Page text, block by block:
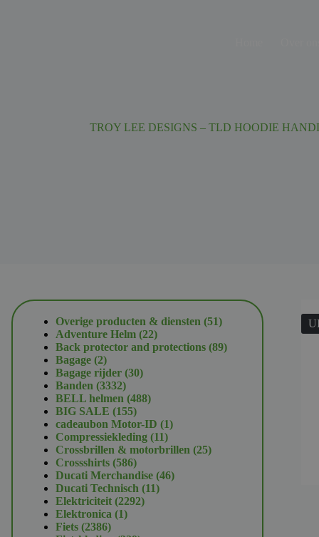
TROY LEE DESIGNS – TLD HOODIE
Overige producten & diensten 5151
Adventure Helm 2222
producten
Back protector and protections 8989
Bagage 22
producten
Bagage rijder 3030
Banden 33323332
producten
BELL helmen 488488
BIG SALE 155155
producten
cadeaubon Motor-ID 11
Compressiekleding 1111
producten
Crossbrillen & motorbrillen 2525
Crossshirts 586586
producten
Ducati Merchandise 4646
Ducati Technisch 1111
Elektriciteit 22922292
Elektronica 11
Fiets 23862386